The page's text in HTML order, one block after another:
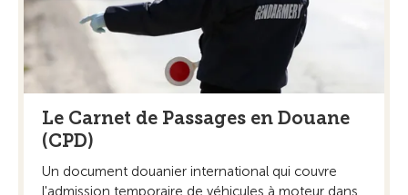
Le Carnet de Passages en Douane
(CPD)
Un document douanier international qui couvre
l'admission temporaire de véhicules à moteur dans